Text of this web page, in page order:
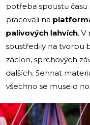
potřeba spoustu času
pracovali na
palivových lahvích. V
soustředily na tvorbu
záclon, sprchových
dalších. Sehnat
všechno se muselo